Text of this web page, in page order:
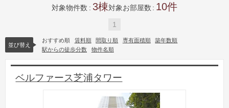
対象物件数 3 対象お部屋数 10
1
並び替え
おすすめ順 賃料順 間取り順 専有面積順
築年数順
駅からの徒歩分数
物件名順
ベルファース芝浦タワー